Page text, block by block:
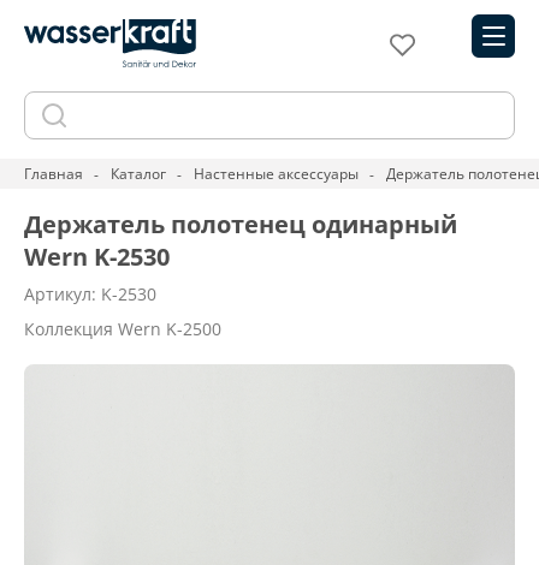
Главная Каталог Настенные аксессуары Держатель
Держатель полотенец одинарный
Wern K-2530
Артикул: K-2530
Коллекция Wern K-2500